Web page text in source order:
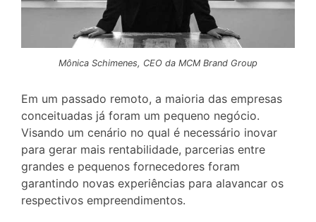
Mônica Schimenes, CEO da MCM Brand Group
Em um passado remoto, a maioria das empresas
conceituadas já foram um pequeno negócio.
Visando um cenário no qual é necessário inovar
para gerar mais rentabilidade, parcerias entre
grandes e pequenos fornecedores foram
garantindo novas experiências para alavancar os
respectivos empreendimentos.